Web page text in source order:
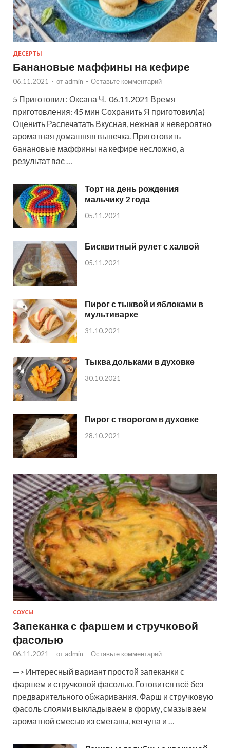
ДЕСЕРТЫ
Банановые маффины на кефире
06.11.2021 - от admin - Оставьте комментарий
5 Приготовил : Оксана Ч. 06.11.2021 Время
приготовления: 45 мин Сохранить Я приготовил(а)
Оценить Распечатать Вкусная, нежная и невероятно
ароматная домашняя выпечка. Приготовить
банановые маффины на кефире несложно, а
результат вас …
Торт на день рождения
мальчику 2 года
05.11.2021
Бисквитный рулет с халвой
05.11.2021
Пирог с тыквой и яблоками в
мультиварке
31.10.2021
Тыква дольками в духовке
30.10.2021
Пирог с творогом в духовке
28.10.2021
СОУСЫ
Запеканка с фаршем и стручковой
фасолью
06.11.2021 - от admin - Оставьте комментарий
—> Интересный вариант простой запеканки с
фаршем и стручковой фасолью. Готовится всё без
предварительного обжаривания. Фарш и стручковую
фасоль слоями выкладываем в форму, смазываем
ароматной смесью из сметаны, кетчупа и …